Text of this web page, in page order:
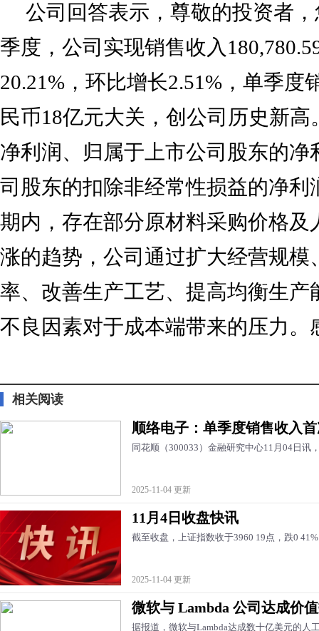
公司回答表示，尊敬的投资者
季度，公司实现销售收入
20.21%，环比增长2.51%，单季度
民币18亿元大关，创公司历史新高
净利润、归属于上市公司股东的净
司股东的扣除非经常性损益的净利
期内，存在部分原材料采购价格及
涨的趋势，公司通过扩大经营规模
率、改善生产工艺、提高均衡生产
不良因素对于成本端带来的压力。
相关阅读
顺络电子：单季度销售收入
同花顺（300033）金融研究中心11月04日讯
2025-11-04 更新
11月4日收盘快讯
截至收盘，上证指数收于3960 19点，跌0
2025-11-04 更新
微软与 Lambda 公司达成价
据报道，微软与Lambda达成数十亿美元的人